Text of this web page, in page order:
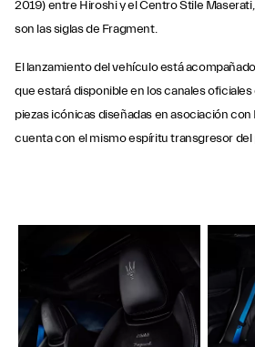
2019) entre Hiroshi y el Centro Stile
son las siglas de Fragment.
El lanzamiento del vehículo está
que estará disponible en los canales
piezas icónicas diseñadas en asociación con
cuenta con el mismo espíritu transgresor del